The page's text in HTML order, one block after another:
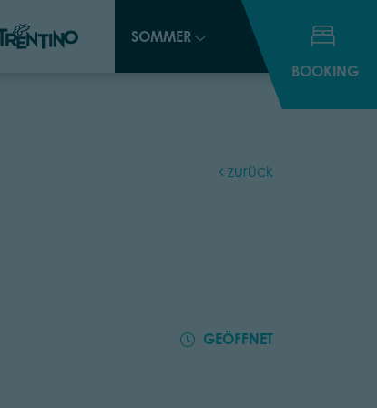
SOMMER
BOOKING
SOMMER
BOOKING
zurück
GEÖFFNET